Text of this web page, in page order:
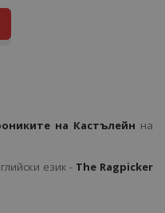
на Кастълейн на
език - The Ragpicker